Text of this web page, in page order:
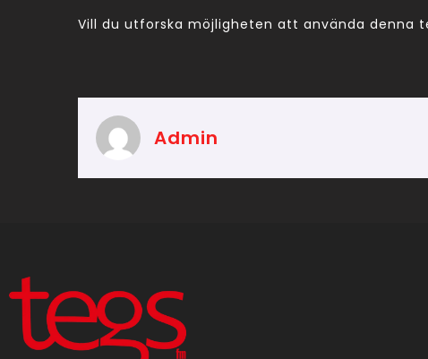
Vill du utforska möjligheten att använda denna
Admin